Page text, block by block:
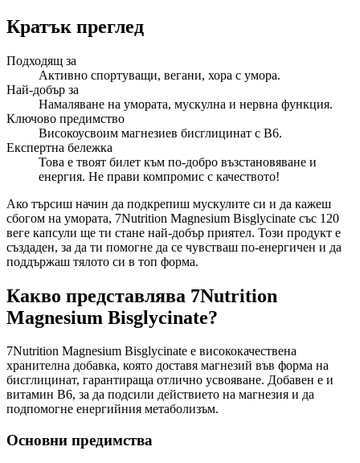
Кратък преглед
Подходящ за
Активно спортуващи, вегани, хора с умора.
Най-добър за
Намаляване на умората, мускулна и нервна функция.
Ключово предимство
Високоусвоим магнезиев бисглицинат с B6.
Експертна бележка
Това е твоят билет към по-добро възстановяване и
енергия. Не прави компромис с качеството!
Ако търсиш начин да подкрепиш мускулите си и да кажеш
сбогом на умората, 7Nutrition Magnesium Bisglycinate със 120
веге капсули ще ти стане най-добър приятел. Този продукт е
създаден, за да ти помогне да се чувстваш по-енергичен и да
поддържаш тялото си в топ форма.
Какво представлява 7Nutrition
Magnesium Bisglycinate?
7Nutrition Magnesium Bisglycinate е висококачествена
хранителна добавка, която доставя магнезий във форма на
бисглицинат, гарантираща отлично усвояване. Добавен е и
витамин B6, за да подсили действието на магнезия и да
подпомогне енергийния метаболизъм.
Основни предимства